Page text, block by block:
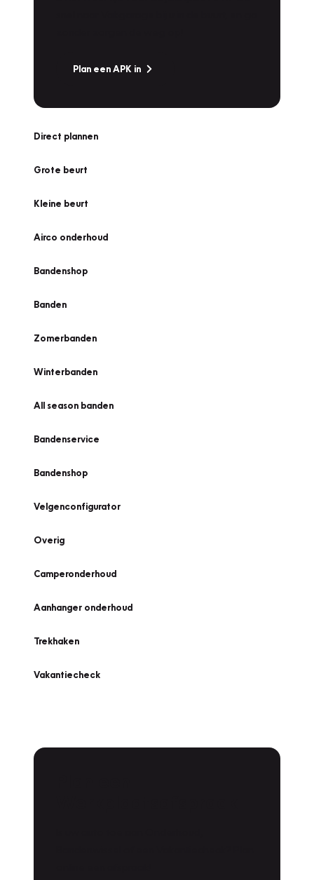
Plan een APK in
Direct plannen
Grote beurt
Kleine beurt
Airco onderhoud
Bandenshop
Banden
Zomerbanden
Winterbanden
All season banden
Bandenservice
Bandenshop
Velgenconfigurator
Overig
Camperonderhoud
Aanhanger onderhoud
Trekhaken
Vakantiecheck